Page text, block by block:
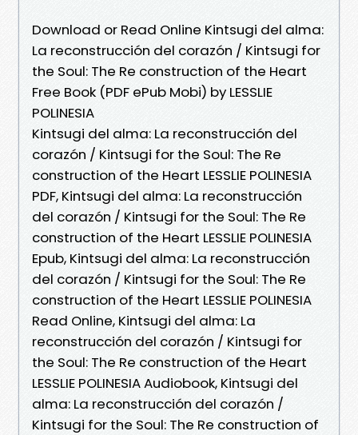
Download or Read Online Kintsugi del alma:
La reconstrucción del corazón / Kintsugi for
the Soul: The Re construction of the Heart
Free Book (PDF ePub Mobi) by LESSLIE
POLINESIA
Kintsugi del alma: La reconstrucción del
corazón / Kintsugi for the Soul: The Re
construction of the Heart LESSLIE POLINESIA
PDF, Kintsugi del alma: La reconstrucción
del corazón / Kintsugi for the Soul: The Re
construction of the Heart LESSLIE POLINESIA
Epub, Kintsugi del alma: La reconstrucción
del corazón / Kintsugi for the Soul: The Re
construction of the Heart LESSLIE POLINESIA
Read Online, Kintsugi del alma: La
reconstrucción del corazón / Kintsugi for
the Soul: The Re construction of the Heart
LESSLIE POLINESIA Audiobook, Kintsugi del
alma: La reconstrucción del corazón /
Kintsugi for the Soul: The Re construction of